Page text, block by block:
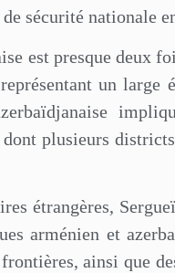
sécurité nationale
est presque deux
un
plusieurs
étrangères,
arménien et
ainsi que